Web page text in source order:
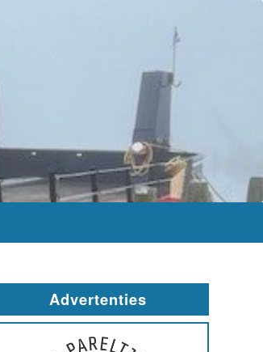
Advertenties